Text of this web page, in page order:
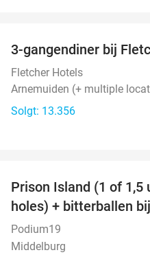
3-gangendiner bij
Fletcher Hotels
Arnemuiden (+ multiple
Solgt: 13.356
Prison Island (1 of 1,5
holes) + bitterballen
Podium19
Middelburg